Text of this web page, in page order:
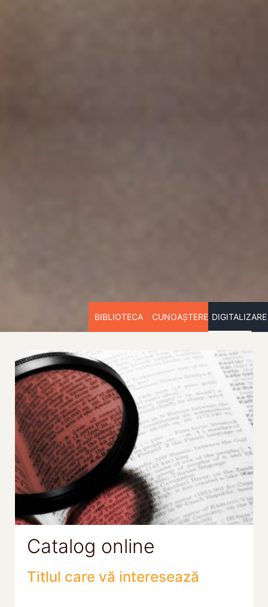
BIBLIOTECA CUNOAȘTERE DIGITALIZARE
Catalog online
Titlul care vă interesează